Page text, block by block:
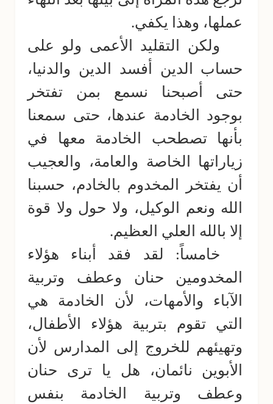
عملها، وهذا يكفي.
ولكن التقليد الأعمى ولو على
حساب الدين أفسد الدين والدنيا،
حتى أصبحنا نسمع بمن تفتخر
بوجود الخادمة عندها، حتى سمعنا
بأنها تصطحب الخادمة معها في
زياراتها الخاصة والعامة، والعجيب
أن يفتخر المخدوم بالخادم، حسبنا
الله ونعم الوكيل، ولا حول ولا قوة
إلا بالله العلي العظيم.
خامساً: لقد فقد أبناء هؤلاء
المخدومين حنان وعطف وتربية
الآباء والأمهات، لأن الخادمة هي
التي تقوم بتربية هؤلاء الأطفال،
وتهيئهم للخروج إلى المدارس لأن
الأبوين نائمان، هل يا ترى حنان
وعطف وتربية الخادمة بنفس